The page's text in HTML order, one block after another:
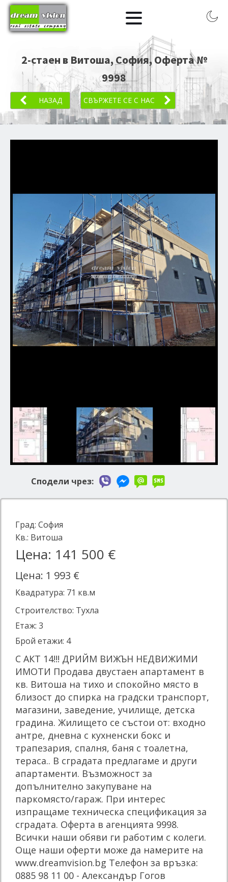
2-стаен в Витоша, София, Оферта №
9998
НАЗАД СВЪРЖЕТЕ СЕ С НАС
Сподели чрез:
Град: София
Кв.: Витоша
Цена: 141 500 €
Цена: 1 993 €
Квадратура: 71 кв.м
Строителство: Тухла
Етаж: 3
Брой етажи: 4
С АКТ 14!!! ДРИЙМ ВИЖЪН НЕДВИЖИМИ
ИМОТИ Продава двустаен апартамент в
кв. Витоша на тихо и спокойно място в
близост до спирка на градски транспорт,
магазини, заведение, училище, детска
градина. Жилището се състои от: входно
антре, дневна с кухненски бокс и
трапезария, спалня, баня с тоалетна,
тераса.. В сградата предлагаме и други
апартаменти. Възможност за
допълнително закупуване на
паркомясто/гараж. При интерес
изпращаме техническа спецификация за
сградата. Оферта в агенцията 9998.
Всички наши обяви ги работим с колеги.
Още наши оферти може да намерите на
www.dreamvision.bg Телефон за връзка:
0885 98 11 00 - Александър Гогов